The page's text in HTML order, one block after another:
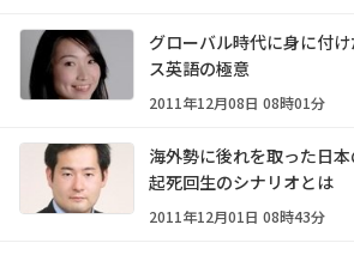
グローバル時代に身に付
ス英語の極意
2011年12月08日 08時01分
海外勢に後れを取った日
起死回生のシナリオとは
2011年12月01日 08時43分